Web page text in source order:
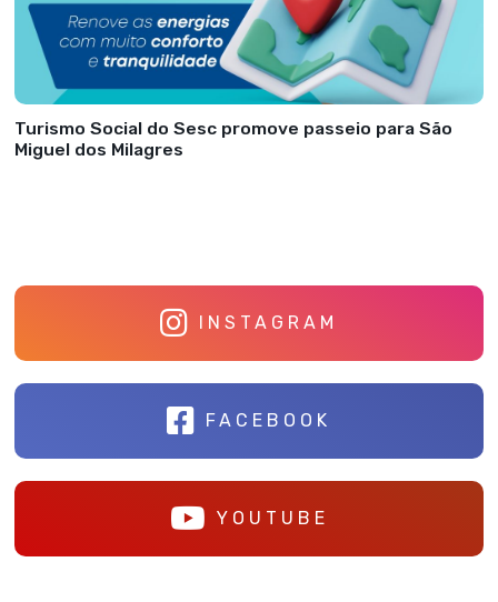
Turismo Social do Sesc promove passeio para São
Miguel dos Milagres
INSTAGRAM
FACEBOOK
YOUTUBE